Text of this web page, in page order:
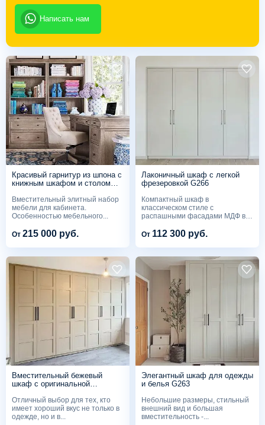
Написать нам
Красивый гарнитур из шпона с
книжным шкафом и столом
Вместительный элитный набор
мебели для кабинета.
Особенностью мебельного...
От 215 000 руб.
Лаконичный шкаф с легкой
фрезеровкой G266
Компактный шкаф в
классическом стиле с
распашными фасадами МДФ в
От 112 300 руб.
Вместительный бежевый
шкаф с оригинальной
Отличный выбор для тех, кто
имеет хороший вкус не только в
одежде, но и в...
Элегантный шкаф для одежды
и белья G263
Небольшие размеры, стильный
внешний вид и большая
вместительность -...